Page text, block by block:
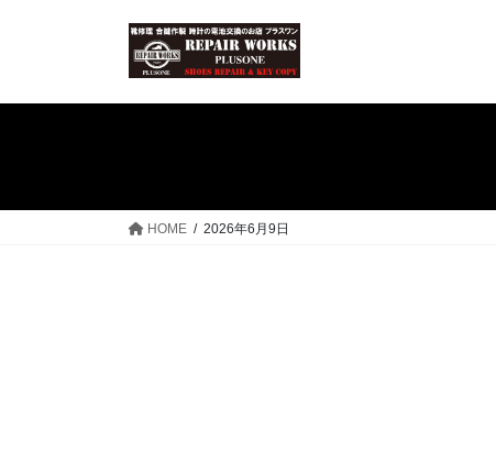
HOME 2026年6月9日